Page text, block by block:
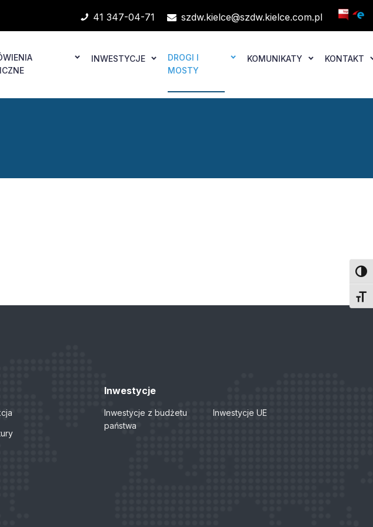
41 347-04-71 szdw.kielce@szdw.kielce.com.pl
INWESTYCJE
DROGI I
MOSTY
KOMUNIKATY KONTAKT
Inwestycje
Inwestycje z budżetu
państwa
Inwestycje UE